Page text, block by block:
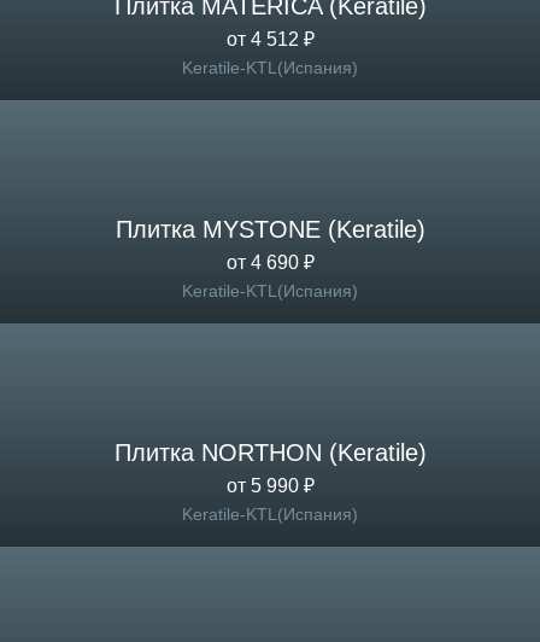
Плитка MATERICA (Keratile)
от 4 512 ₽
Keratile-KTL(Испания)
Плитка MYSTONE (Keratile)
от 4 690 ₽
Keratile-KTL(Испания)
Плитка NORTHON (Keratile)
от 5 990 ₽
Keratile-KTL(Испания)